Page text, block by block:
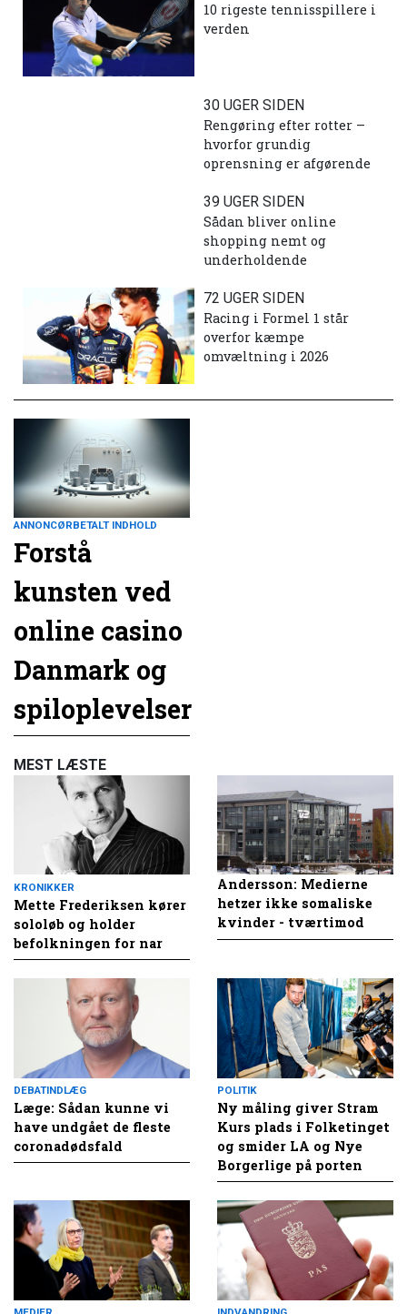
10 rigeste tennisspillere i
verden
30 UGER SIDEN
Rengøring efter rotter –
hvorfor grundig
oprensning er afgørende
39 UGER SIDEN
Sådan bliver online
shopping nemt og
underholdende
72 UGER SIDEN
Racing i Formel 1 står
overfor kæmpe
omvæltning i 2026
ANNONCØRBETALT INDHOLD
Forstå
kunsten ved
online casino
Danmark og
spiloplevelser
MEST LÆSTE
KRONIKKER
Mette Frederiksen kører
sololøb og holder
befolkningen for nar
Andersson: Medierne
hetzer ikke somaliske
kvinder - tværtimod
DEBATINDLÆG
Læge: Sådan kunne vi
have undgået de fleste
coronadødsfald
POLITIK
Ny måling giver Stram
Kurs plads i Folketinget
og smider LA og Nye
Borgerlige på porten